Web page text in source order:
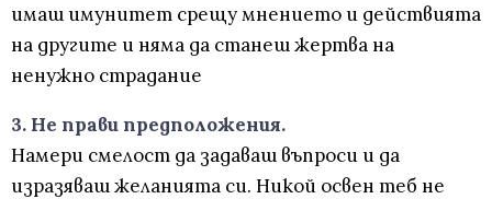
имаш имунитет срещу мнението и действията
на другите и няма да станеш жертва на
ненужно страдание
3. Не прави предположения.
Намери смелост да задаваш въпроси и да
изразяваш желанията си. Никой освен теб не